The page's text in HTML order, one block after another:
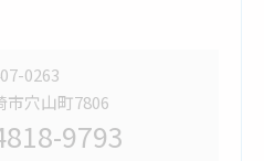
0263
市穴山町7806
9793